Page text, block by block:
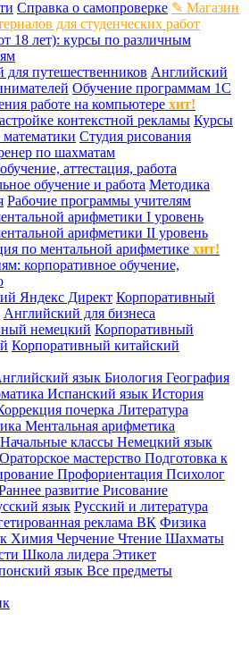
Справка о самопроверке ✎ Магазин
для студенческих работ
18 лет): курсы по различным
для путешественников Английский
Обучение программам 1С
работе на компьютере хит!
контекстной рекламы Курсы
Студия рисования
по шахматам
аттестация, работа
обучение и работа Методика
Рабочие программы учителям
арифметики I уровень
арифметики II уровень
по ментальной арифметике хит!
корпоративное обучение,
Яндекс Директ Корпоративный
Английский для бизнеса
немецкий Корпоративный
Корпоративный китайский
язык Биология География
Испанский язык История
почерка Литература
Ментальная арифметика
Начальные классы Немецкий язык
Ораторское мастерство Подготовка к
Профориентация Психолог
развитие Рисование
язык Русский и литература
реклама ВК Физика
Химия Черчение Чтение Шахматы
Школа лидера Этикет
язык Все предметы